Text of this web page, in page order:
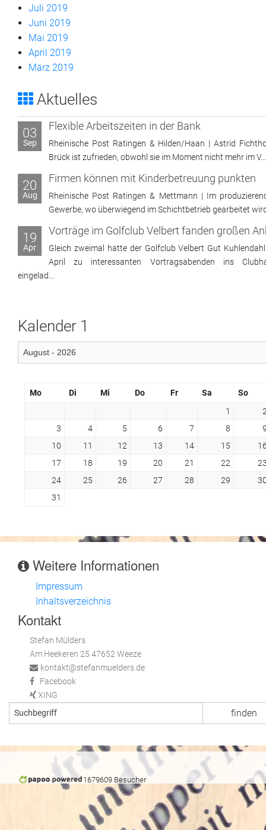
Juli 2019
Juni 2019
Mai 2019
April 2019
März 2019
Aktuelles
03
Sep
Flexible Arbeitszeiten in der Bank
Rheinische Post Ratingen & Hilden/Haan | Astrid
Brück ist zufrieden, obwohl sie im Moment nicht mehr im V...
20
Aug
Firmen können mit Kinderbetreuung punkten
Rheinische Post Ratingen & Mettmann | Im
Gewerbe, wo überwiegend im Schichtbetrieb gearbeitet
19
Apr
Gleich zweimal hatte der Golfclub Velbert Gut
April zu interessanten Vortragsabenden ins
eingelad...
Kalender 1
Mo Di Mi Do Fr Sa
So
1
3
4 5 6 7 8
10
11 12 13 14 15
17
18 19 20 21 22
24
25 26 27 28 29
31
Weitere Informationen
Impressum
Inhaltsverzeichnis
Kontakt
Stefan Mülders
Am Heekeren 25 47652 Weeze
kontakt@stefanmuelders.de
Facebook
XING
1679609 Besucher